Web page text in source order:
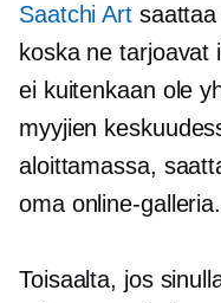
Saatchi Artsaattaa
koska ne tarjoavat
ei kuitenkaan ole
myyjien
aloittamassa,
oma online-galleria.
Toisaalta, jos